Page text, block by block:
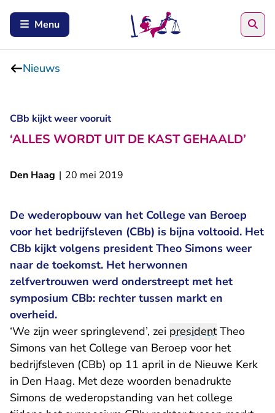
Menu
Nieuws
CBb kijkt weer vooruit
‘ALLES WORDT UIT DE KAST GEHAALD’
Den Haag | 20 mei 2019
De wederopbouw van het College van Beroep
voor het bedrijfsleven (CBb) is bijna voltooid. Het
CBb kijkt volgens president Theo Simons weer
naar de toekomst. Het herwonnen
zelfvertrouwen werd onderstreept met het
symposium CBb: rechter tussen markt en
overheid.
‘We zijn weer springlevend’, zei presidentTheo
Simons van het College van Beroep voor het
bedrijfsleven (CBb) op 11 april in de Nieuwe Kerk
in Den Haag. Met deze woorden benadrukte
Simons de wederopstanding van het college